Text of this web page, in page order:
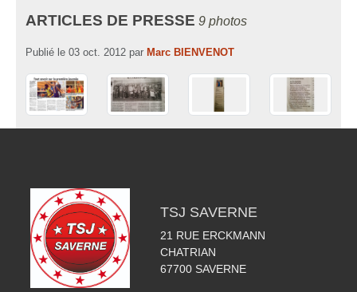
ARTICLES DE PRESSE 9 photos
Publié le 03 oct. 2012 par Marc BIENVENOT
TSJ SAVERNE
21 RUE ERCKMANN
CHATRIAN
67700 SAVERNE